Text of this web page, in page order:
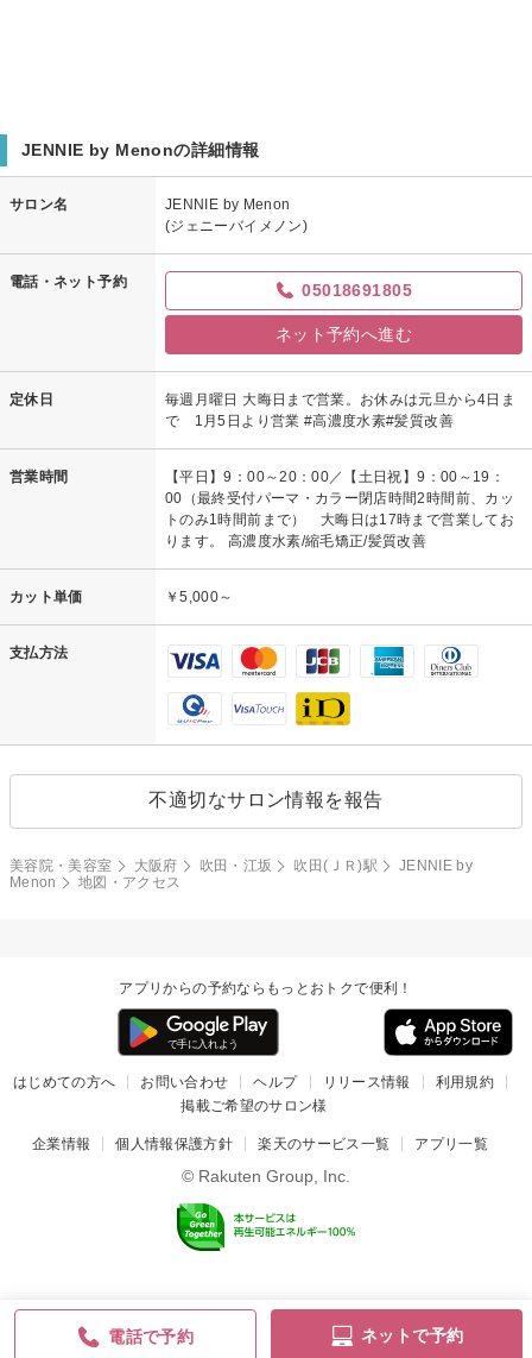
JENNIE by Menonの詳細情報
サロン名
JENNIE by Menon
(ジェニーバイメノン)
電話・ネット予約 05018691805
ネット予約へ進む
定休日
毎週月曜日 大晦日まで営業。お休みは元旦から4日ま
で 1月5日より営業 #高濃度水素#髪質改善
営業時間
【平日】9：00～20：00／【土日祝】9：00～19：
00（最終受付パーマ・カラー閉店時間2時間前、カッ
トのみ1時間前まで） 大晦日は17時まで営業してお
ります。 高濃度水素/縮毛矯正/髪質改善
カット単価 ￥5,000～
支払方法
不適切なサロン情報を報告
電話で予約 ネットで予約
美容院・美容室 大阪府 吹田・江坂 吹田(ＪＲ)駅
JENNIE by
Menon
地図・アクセス
アプリからの予約ならもっとおトクで便利！
はじめての方へ お問い合わせ ヘルプ リリース情報
利用規約
掲載ご希望のサロン様
企業情報 個人情報保護方針 楽天のサービス一覧 アプリ一覧
© Rakuten Group, Inc.